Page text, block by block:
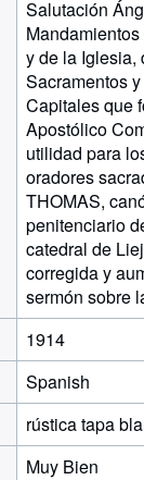
Salutación
y de la Iglesia,
Sacramentos
Capitales que
Apostólico
utilidad para
oradores
THOMAS,
penitenciario
catedral de
corregida y
sermón sobre
1914
Spanish
rústica tapa
Muy Bien